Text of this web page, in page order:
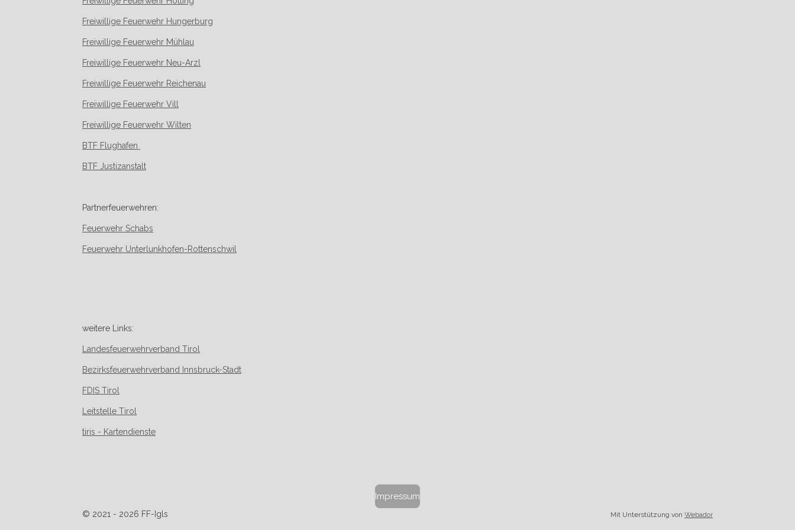
Freiwillige Feuerwehr Hungerburg
Freiwillige Feuerwehr Mühlau
Freiwillige Feuerwehr Neu-Arzl
Freiwillige Feuerwehr Reichenau
Freiwillige Feuerwehr Vill
Freiwillige Feuerwehr Wilten
BTF Flughafen
BTF Justizanstalt
Partnerfeuerwehren:
Feuerwehr Schabs
Feuerwehr Unterlunkhofen-Rottenschwil
weitere Links:
Landesfeuerwehrverband Tirol
Bezirksfeuerwehrverband Innsbruck-Stadt
FDIS Tirol
Leitstelle Tirol
tiris - Kartendienste
Impressum
© 2021 - 2026 FF-Igls Mit Unterstützung von Webador